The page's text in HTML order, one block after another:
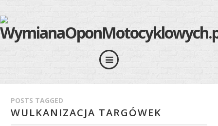
POSTS TAGGED
WULKANIZACJA TARGÓWEK